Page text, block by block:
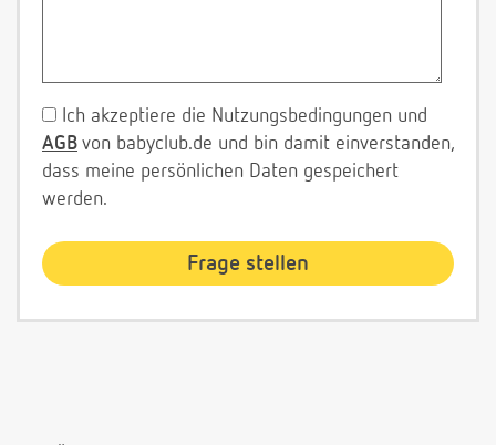
Ich akzeptiere die Nutzungsbedingungen und
AGB von babyclub.de und bin damit einverstanden,
dass meine persönlichen Daten gespeichert
werden.